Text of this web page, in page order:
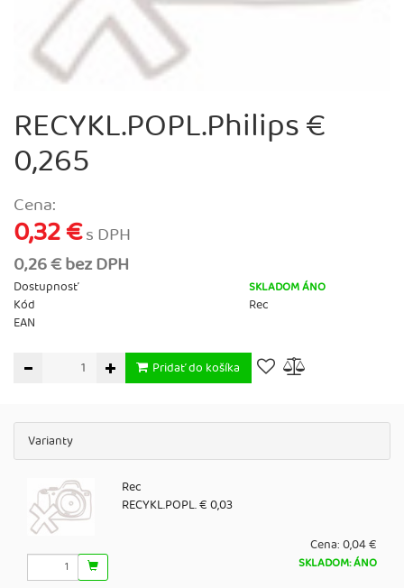
RECYKL.POPL.Philips €
0,265
Cena:
0,32 €s DPH
0,26 € bez DPH
Dostupnosť SKLADOM ÁNO
Kód
Rec
EAN
Pridať do košíka
Varianty
Rec
RECYKL.POPL. € 0,03
Cena:0,04 €
SKLADOM: ÁNO